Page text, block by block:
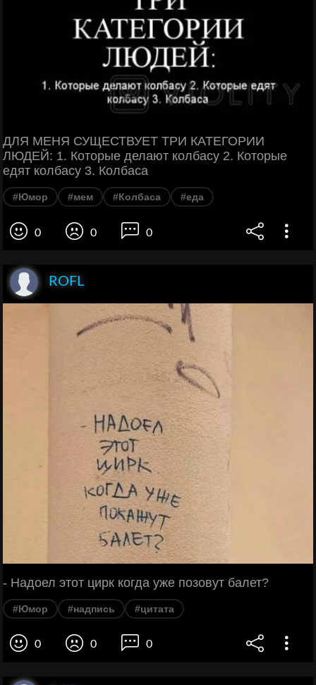
ДЛЯ МЕНЯ СУЩЕСТВУЕТ ТРИ КАТЕГОРИИ
ЛЮДЕЙ: 1. Которые делают колбасу 2. Которые
едят колбасу 3. Колбаса
#Юмор #мем #Колбаса #еда
0 0 0
ROFL
- Надоел этот цирк когда уже позовут балет?
#Юмор #надпись #цитата
0 0 0